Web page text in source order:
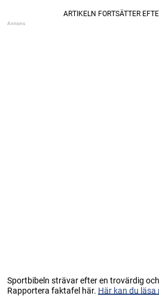
Sportbibeln strävar efter en trovärdig
Rapportera faktafel här. Här kan du läsa